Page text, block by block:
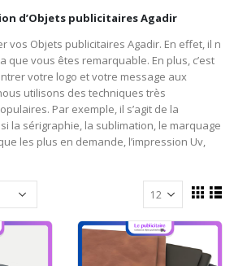
d’Objets publicitaires Agadir
vos Objets publicitaires Agadir. En effet, il n
que vous êtes remarquable. En plus, c’est
votre logo et votre message aux
utilisons des techniques très
Par exemple, il s’agit de la
la sérigraphie, la sublimation, le marquage
les plus en demande, l’impression Uv,